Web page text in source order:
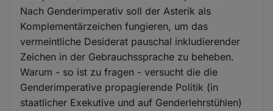
Nach Genderimperativ soll der Asterik als
Komplementärzeichen fungieren, um das
vermeintliche Desiderat pauschal inkludierender
Zeichen in der Gebrauchssprache zu beheben.
Warum - so ist zu fragen - versucht die die
Genderimperative propagierende Politik (in
staatlicher Exekutive und auf Genderlehrstühlen)